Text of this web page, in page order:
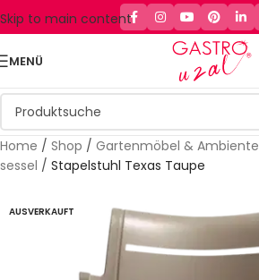
Skip to main content
MENÜ
Home / Shop / Gartenmöbel & Ambiente
sessel / Stapelstuhl Texas Taupe
AUSVERKAUFT